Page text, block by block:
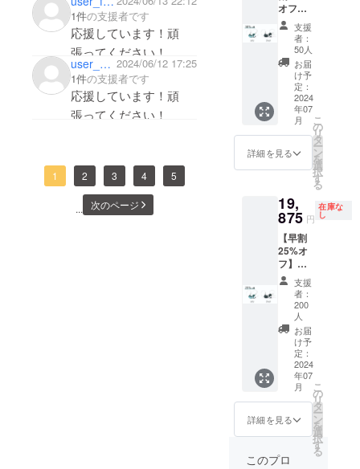
1件の支援者です
応援しています！頑
張ってください！
user_d70a326a5924 2024/06/12 17:25
1件の支援者です
応援しています！頑
張ってください！
1 2 3 4 5
... 次のページ
4.4mm
バラン
ス から
選択
オフ】
Cloud
本体1本
・カ
ラー：
シア
ン、ブ
ラック
から1色
・プラ
グ：
2.5mm
バラン
標準 /
4.4mm
バラン
ス から
選択
支援
者：
50人
お届
け予
定：
2024
年07
月
詳細を見る
こ
の
リ
タ
ー
ン
を
選
択
す
る
19,
875 円
在庫な
し
【早割
25%オ
フ】
Cloud
本体1本
・カ
ラー：
シア
ン、ブ
ラック
から1色
・プラ
グ：
2.5mm
バラン
標準 /
支援
者：
200
人
お届
け予
定：
2024
年07
月
詳細を見る
こ
の
リ
タ
ー
ン
を
選
択
す
る
このプロ